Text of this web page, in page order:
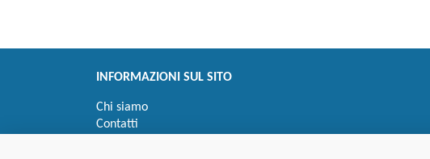
INFORMAZIONI SUL SITO
Chi siamo
Contatti